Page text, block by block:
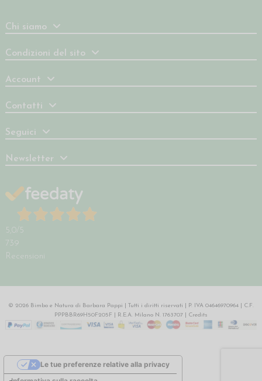
Chi siamo
Condizioni del sito
Account
Contatti
Seguici
Newsletter
5,0 /5
739
Recensioni
© 2026 Bimbo e Natura di Barbara Pappi | Tutti i diritti riservati | P. IVA 04646970964 | C.F.
PPPBBR69H50F205F | R.E.A. Milano N. 1763707 | Credits
Le tue preferenze relative alla privacy